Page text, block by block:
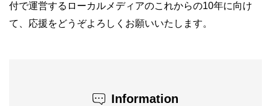
付で運営するローカルメディアのこれからの10年に向け
て、応援をどうぞよろしくお願いいたします。
Information